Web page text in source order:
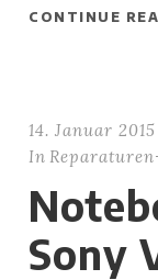
CONTINUE
14. Januar 2015
In
Sony